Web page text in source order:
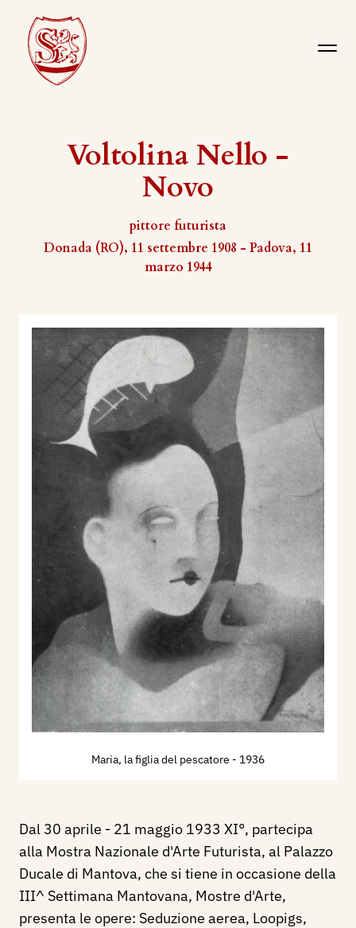
Voltolina Nello -
Novo
pittore futurista
Donada (RO), 11 settembre 1908 - Padova, 11
marzo 1944
Maria, la figlia del pescatore - 1936
Dal 30 aprile - 21 maggio 1933 XI°, partecipa
alla Mostra Nazionale d'Arte Futurista, al Palazzo
Ducale di Mantova, che si tiene in occasione della
III^ Settimana Mantovana, Mostre d'Arte,
presenta le opere: Seduzione aerea, Loopigs,